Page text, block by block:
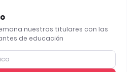
nuestros titulares con las
de educación